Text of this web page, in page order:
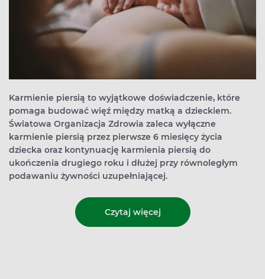
Karmienie piersią to wyjątkowe doświadczenie, które
pomaga budować więź między matką a dzieckiem.
Światowa Organizacja Zdrowia zaleca wyłączne
karmienie piersią przez pierwsze 6 miesięcy życia
dziecka oraz kontynuację karmienia piersią do
ukończenia drugiego roku i dłużej przy równoległym
podawaniu żywności uzupełniającej.
Czytaj więcej